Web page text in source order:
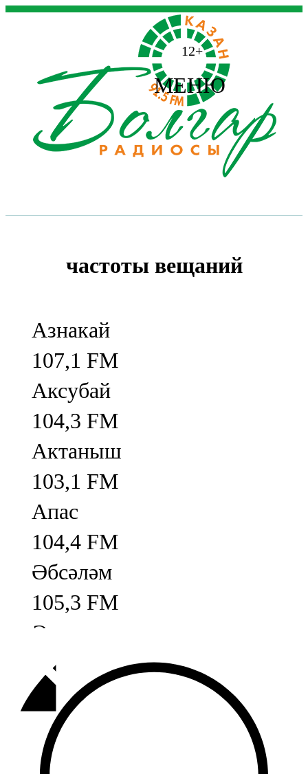
12+
МЕНЮ
частоты вещаний
Азнакай
107,1 FM
Аксубай
104,3 FM
Актаныш
103,1 FM
Апас
104,4 FM
Әбсәләм
105,3 FM
Әлмәт
92,9 FM
Базарлы матак
107,1 FM
Балык бистәсе